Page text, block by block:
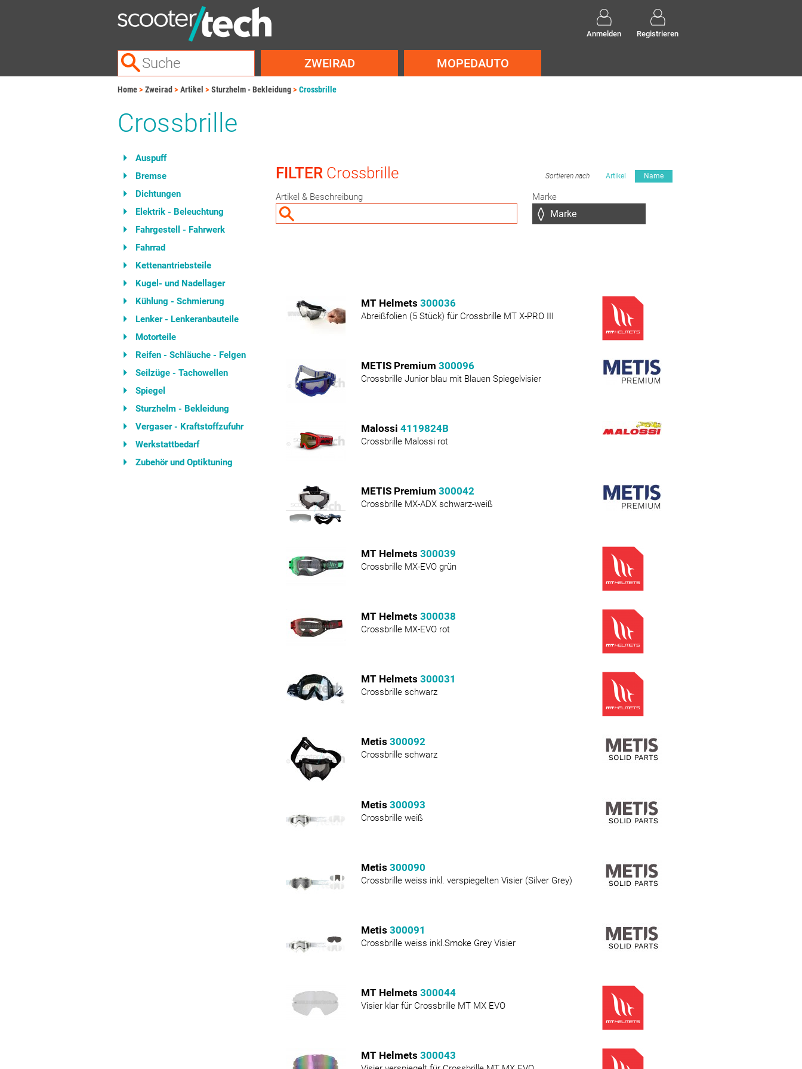
Anmelden Registrieren
ZWEIRAD MOPEDAUTO
Home Zweirad Artikel Sturzhelm - Bekleidung Crossbrille
Crossbrille
Auspuff
Bremse
Dichtungen
Elektrik - Beleuchtung
Fahrgestell - Fahrwerk
Fahrrad
Kettenantriebsteile
Kugel- und Nadellager
Kühlung - Schmierung
Lenker - Lenkeranbauteile
Motorteile
Reifen - Schläuche - Felgen
Seilzüge - Tachowellen
Spiegel
Sturzhelm - Bekleidung
Vergaser - Kraftstoffzufuhr
Werkstattbedarf
Zubehör und Optiktuning
FILTER Crossbrille Sortieren nach Artikel Name
Artikel & Beschreibung Marke
MT Helmets 300036
Abreißfolien (5 Stück) für Crossbrille MT X-PRO III
METIS Premium 300096
Crossbrille Junior blau mit Blauen Spiegelvisier
Malossi 4119824B
Crossbrille Malossi rot
METIS Premium 300042
Crossbrille MX-ADX schwarz-weiß
MT Helmets 300039
Crossbrille MX-EVO grün
MT Helmets 300038
Crossbrille MX-EVO rot
MT Helmets 300031
Crossbrille schwarz
Metis 300092
Crossbrille schwarz
Metis 300093
Crossbrille weiß
Metis 300090
Crossbrille weiss inkl. verspiegelten Visier (Silver Grey)
Metis 300091
Crossbrille weiss inkl.Smoke Grey Visier
MT Helmets 300044
Visier klar für Crossbrille MT MX EVO
MT Helmets 300043